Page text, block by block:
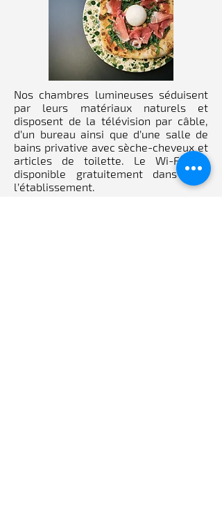
Nos chambres lumineuses séduisent
par leurs matériaux naturels et
disposent de la télévision par câble,
d’un bureau ainsi que d’une salle de
bains privative avec sèche-cheveux et
articles de toilette. Le Wi-Fi est
disponible gratuitement dans tout
l’établissement.